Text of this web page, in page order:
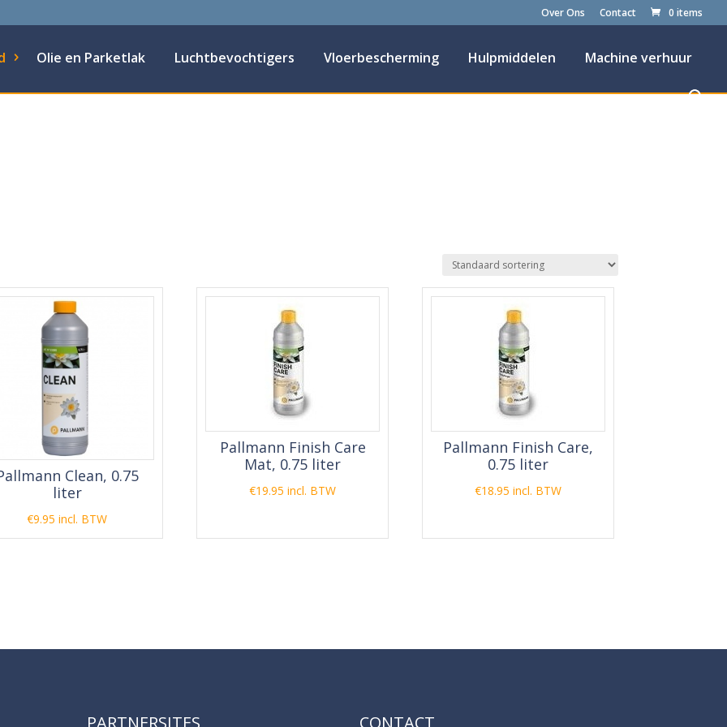
Over Ons Contact 0 items
Olie en Parketlak Luchtbevochtigers Vloerbescherming Hulpmiddelen Machine verhuur
Clean, 0.75
liter
€9.95 incl. BTW
Pallmann Finish Care
Mat, 0.75 liter
€19.95 incl. BTW
Pallmann Finish Care,
0.75 liter
€18.95 incl. BTW
PARTNERSITES CONTACT